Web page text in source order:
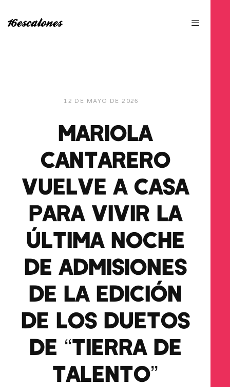
12 DE MAYO DE 2026
MARIOLA
CANTARERO
VUELVE A CASA
PARA VIVIR LA
ÚLTIMA NOCHE
DE ADMISIONES
DE LA EDICIÓN
DE LOS DUETOS
DE “TIERRA DE
TALENTO”